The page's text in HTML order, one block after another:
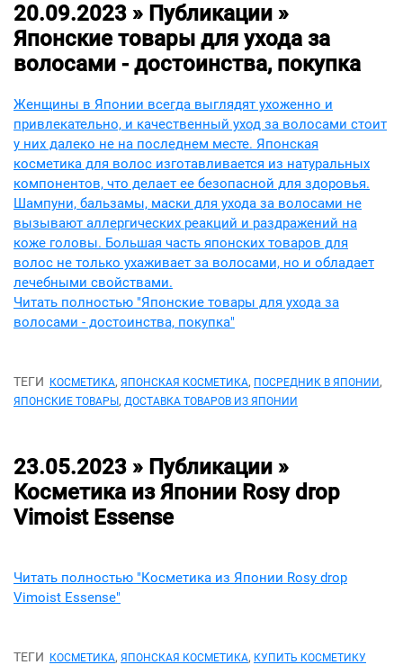
20.09.2023 » Публикации »
Японские товары для ухода за
волосами - достоинства, покупка
Женщины в Японии всегда выглядят ухоженно и
привлекательно, и качественный уход за волосами стоит
у них далеко не на последнем месте. Японская
косметика для волос изготавливается из натуральных
компонентов, что делает ее безопасной для здоровья.
Шампуни, бальзамы, маски для ухода за волосами не
вызывают аллергических реакций и раздражений на
коже головы. Большая часть японских товаров для
волос не только ухаживает за волосами, но и обладает
лечебными свойствами.
Читать полностью "Японские товары для ухода за
волосами - достоинства, покупка"
ТЕГИ КОСМЕТИКА, ЯПОНСКАЯ КОСМЕТИКА, ПОСРЕДНИК В ЯПОНИИ ,
ЯПОНСКИЕ ТОВАРЫ , ДОСТАВКА ТОВАРОВ ИЗ ЯПОНИИ
23.05.2023 » Публикации »
Косметика из Японии Rosy drop
Vimoist Essense
Читать полностью "Косметика из Японии Rosy drop
Vimoist Essense"
ТЕГИ КОСМЕТИКА, ЯПОНСКАЯ КОСМЕТИКА, КУПИТЬ КОСМЕТИКУ